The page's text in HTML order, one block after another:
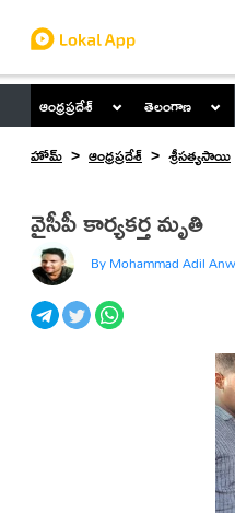
ఆంధ్రప్రదేశ్ తెలంగాణ
హోమ్
ఆంధ్రప్రదేశ్ శ్రీసత్యసాయి
వైసీపీ కార్యకర్త మృతి
By Mohammad Adil